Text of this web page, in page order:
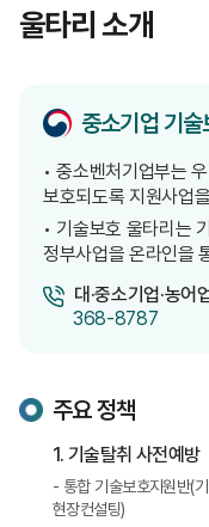
울타리 소개
중소기업 기술
• 중소벤처기업부는
보호되도록 지원사업
• 기술보호 울타리는
정부사업을 온라인을
대·중소기업·농
368-8787
주요 정책
1. 기술탈취 사전예방
- 통합 기술보호지원반(
현장컨설팅)